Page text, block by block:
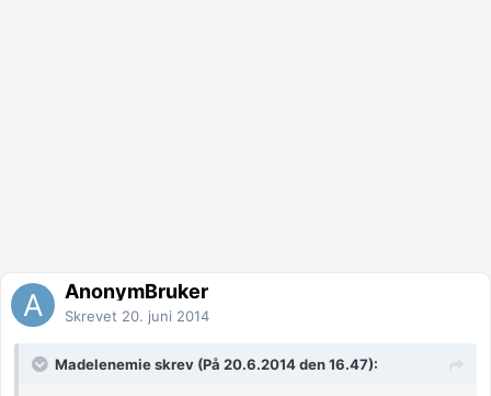
AnonymBruker
Skrevet 20. juni 2014
Madelenemie skrev (På 20.6.2014 den 16.47):